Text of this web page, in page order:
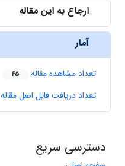
ارجاع به این مقاله
آمار
تعداد مشاهده مقاله 45
تعداد دریافت فایل اصل مقاله
دسترسی سریع